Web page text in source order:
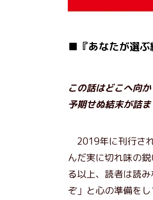
■『あなたが選
この話はどこへ向
予期せぬ結末が詰
2019年に刊行さ
んだ実に切れ味の
る以上、読者は読
ぞ」と心の準備を